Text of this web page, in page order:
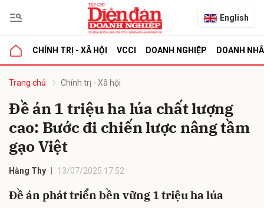
English
CHÍNH TRỊ - XÃ HỘI VCCI DOANH NGHIỆP DOANH
Trang chủ Chính trị - Xã hội
Đề án 1 triệu ha lúa chất lượng
cao: Bước đi chiến lược nâng tầm
gạo Việt
Hằng Thy 13/07/2025 17:52
Đề án phát triển bền vững 1 triệu ha lúa
luận
Hủy